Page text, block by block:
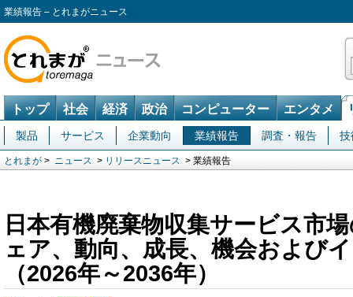
業績報告 – とれまがニュース
トップ 社会 経済 政治 コンピューター エンタメ
製品 サービス 企業動向 業績報告 調査・報告 技
とれまが > ニュース > リリースニュース > 業績報告
日本有機廃棄物収集サービス市
ェア、動向、成長、機会および
（2026年～2036年）